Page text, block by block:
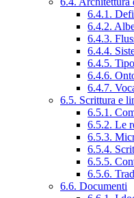
6.4.1.
6.4.2.
6.4.3.
6.4.4.
6.4.5.
6.4.6.
6.4.7.
6.5. Scrittura e
6.5.1.
6.5.2. Le
6.5.3.
6.5.4.
6.5.5.
6.5.6.
6.6. Documenti